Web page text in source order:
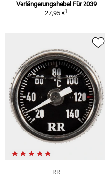
Verlängerungshebel Für 2039
27,95 €1
RR